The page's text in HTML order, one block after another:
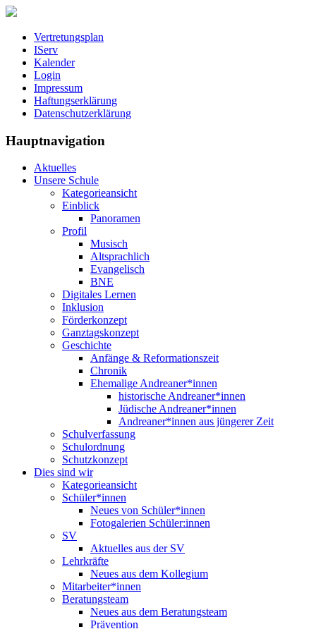
Vertretungsplan
IServ
Kalender
Login
Impressum
Haftungserklärung
Datenschutzerklärung
Hauptnavigation
Aktuelles
Unsere Schule
Kategorieansicht
Einblick
Panoramen
Profil
Musisch
Altsprachlich
Evangelisch
BNE
Digitales Lernen
Inklusion
Förderkonzept
Ganztagskonzept
Geschichte
Anfänge & Reformationszeit
Chronik
Ehemalige Andreaner*innen
historische Andreaner*innen
Jüdische Andreaner*innen
Andreaner*innen aus jüngerer Zeit
Schulverfassung
Schulordnung
Schutzkonzept
Dies sind wir
Kategorieansicht
Schüler*innen
Neues von Schüler*innen
Fotogalerien Schüler:innen
SV
Aktuelles aus der SV
Lehrkräfte
Neues aus dem Kollegium
Mitarbeiter*innen
Beratungsteam
Neues aus dem Beratungsteam
Prävention